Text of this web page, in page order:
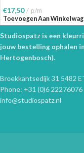
€17,50 p/m
Toevoegen Aan
Studiospatz is een
jouw bestelling ophalen
Hertogenbosch).
Broekkantsedijk 31 5482
Phone: +31 (0)6 22276076
info@studiospatz.nl